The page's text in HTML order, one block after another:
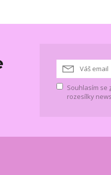
Souhlasím se
rozesílky